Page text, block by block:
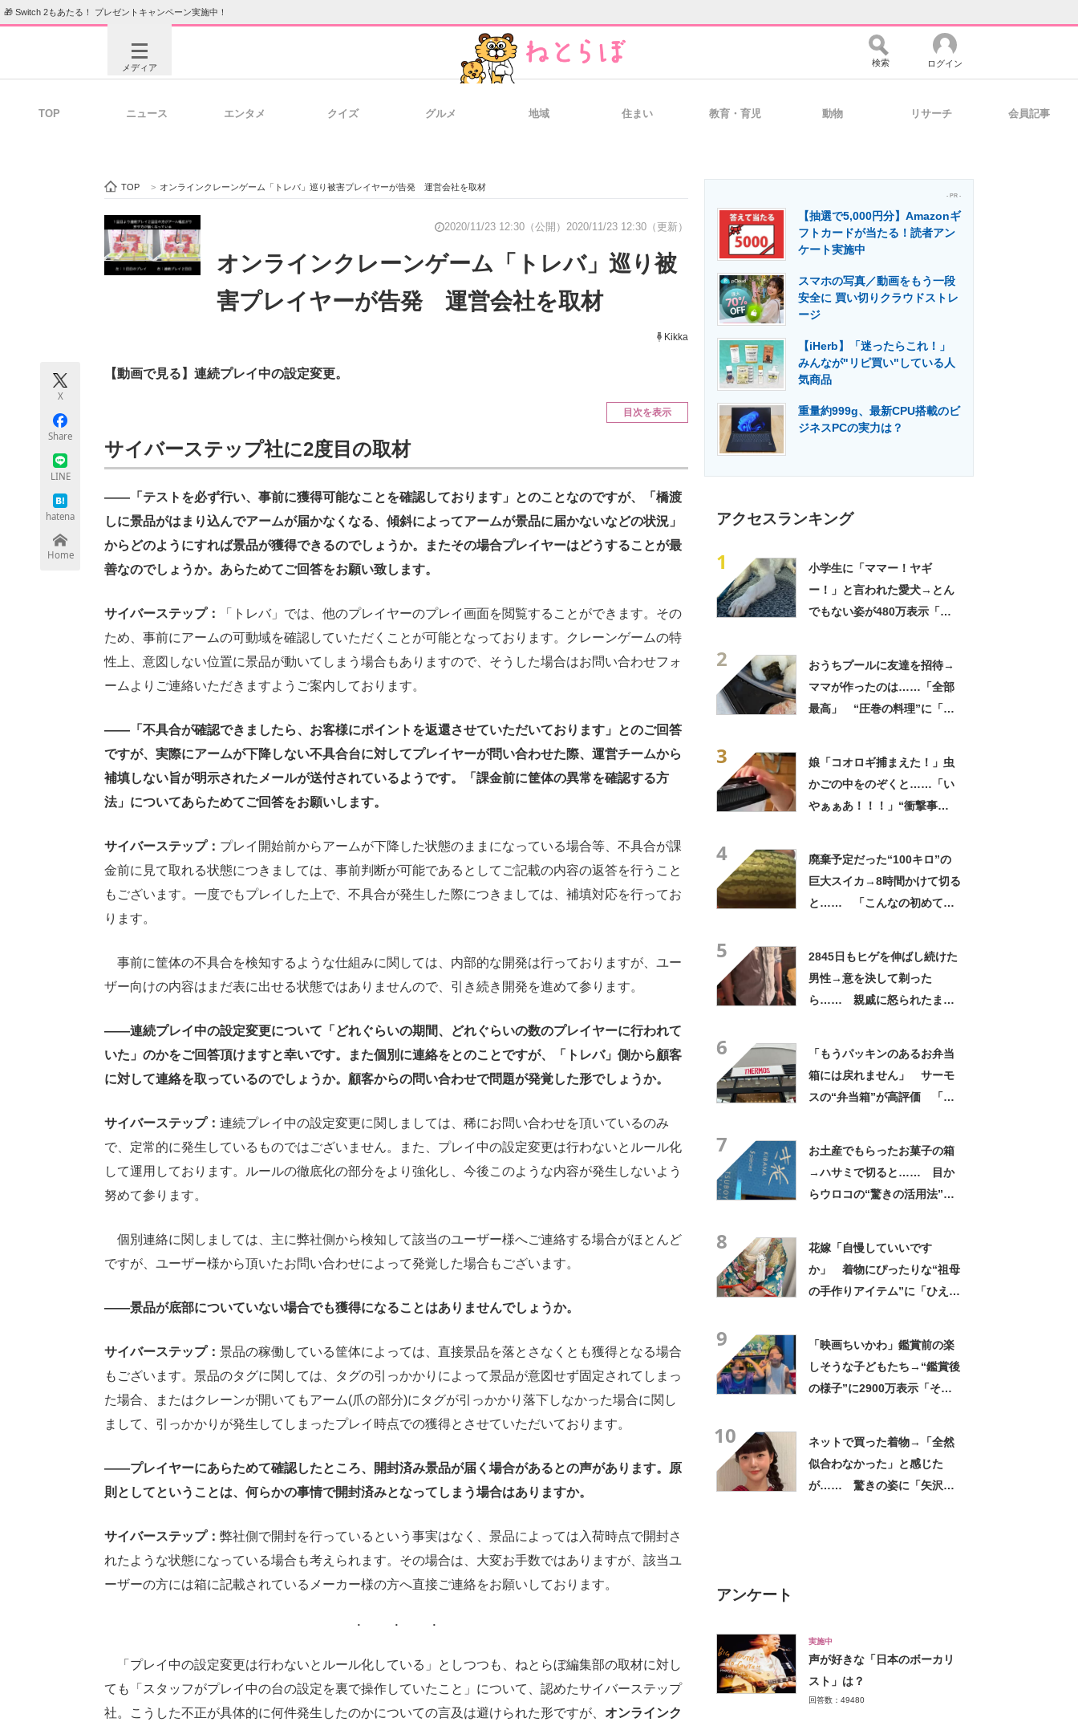
🎁 Switch 2もあたる！ プレゼントキャンペーン実施中！
メディア
ビジネスと働き方のヒント 経営リーダーのコミュニティ マーケ×ITの今がよく分かる
ITエンジニア向け専門サイト 企業向けIT製品の総合サイト IT製品の技術・比較・事例 製造業のIT導入・活用を支援
モノづくり技術者専門サイト エレクトロニクス専門サイト エネルギーの専門メディア 建設×テクノロジーの最前線
ちょっと気になるネットの話題
検索 ログイン
TOP ニュース エンタメ クイズ グルメ 地域 住まい 教育・育児 動物 リサーチ 会員記事
TOP > オンラインクレーンゲーム「トレバ」巡り被害プレイヤーが告発 運営会社を取材
2020/11/23 12:30（公開） 2020/11/23 12:30（更新）
オンラインクレーンゲーム「トレバ」巡り被
害プレイヤーが告発 運営会社を取材
Kikka
X
Share
LINE
hatena
Home
【動画で見る】連続プレイ中の設定変更。
目次を表示
サイバーステップ社に2度目の取材
――「テストを必ず行い、事前に獲得可能なことを確認しております」とのことなのですが、「橋渡
しに景品がはまり込んでアームが届かなくなる、傾斜によってアームが景品に届かないなどの状況」
からどのようにすれば景品が獲得できるのでしょうか。またその場合プレイヤーはどうすることが最
善なのでしょうか。あらためてご回答をお願い致します。
サイバーステップ：
「トレバ」では、他のプレイヤーのプレイ画面を閲覧することができます。その
ため、事前にアームの可動域を確認していただくことが可能となっております。クレーンゲームの特
性上、意図しない位置に景品が動いてしまう場合もありますので、そうした場合はお問い合わせフォ
ームよりご連絡いただきますようご案内しております。
――「不具合が確認できましたら、お客様にポイントを返還させていただいております」とのご回答
ですが、実際にアームが下降しない不具合台に対してプレイヤーが問い合わせた際、運営チームから
補填しない旨が明示されたメールが送付されているようです。「課金前に筐体の異常を確認する方
法」についてあらためてご回答をお願いします。
サイバーステップ： プレイ開始前からアームが下降した状態のままになっている場合等、不具合が課
金前に見て取れる状態につきましては、事前判断が可能であるとしてご記載の内容の返答を行うこと
もございます。一度でもプレイした上で、不具合が発生した際につきましては、補填対応を行ってお
ります。
事前に筐体の不具合を検知するような仕組みに関しては、内部的な開発は行っておりますが、ユー
ザー向けの内容はまだ表に出せる状態ではありませんので、引き続き開発を進めて参ります。
――連続プレイ中の設定変更について「どれぐらいの期間、どれぐらいの数のプレイヤーに行われて
いた」のかをご回答頂けますと幸いです。また個別に連絡をとのことですが、「トレバ」側から顧客
に対して連絡を取っているのでしょうか。顧客からの問い合わせで問題が発覚した形でしょうか。
サイバーステップ： 連続プレイ中の設定変更に関しましては、稀にお問い合わせを頂いているのみ
で、定常的に発生しているものではございません。また、プレイ中の設定変更は行わないとルール化
して運用しております。ルールの徹底化の部分をより強化し、今後このような内容が発生しないよう
努めて参ります。
個別連絡に関しましては、主に弊社側から検知して該当のユーザー様へご連絡する場合がほとんど
ですが、ユーザー様から頂いたお問い合わせによって発覚した場合もございます。
――景品が底部についていない場合でも獲得になることはありませんでしょうか。
サイバーステップ： 景品の稼働している筐体によっては、直接景品を落とさなくとも獲得となる場合
もございます。景品のタグに関しては、タグの引っかかりによって景品が意図せず固定されてしまっ
た場合、またはクレーンが開いてもアーム(爪の部分)にタグが引っかかり落下しなかった場合に関し
まして、引っかかりが発生してしまったプレイ時点での獲得とさせていただいております。
――プレイヤーにあらためて確認したところ、開封済み景品が届く場合があるとの声があります。原
則としてということは、何らかの事情で開封済みとなってしまう場合はありますか。
サイバーステップ： 弊社側で開封を行っているという事実はなく、景品によっては入荷時点で開封さ
れたような状態になっている場合も考えられます。その場合は、大変お手数ではありますが、該当ユ
ーザーの方には箱に記載されているメーカー様の方へ直接ご連絡をお願いしております。
「プレイ中の設定変更は行わないとルール化している」としつつも、ねとらぼ編集部の取材に対し
ても「スタッフがプレイ中の台の設定を裏で操作していたこと」について、認めたサイバーステップ
社。こうした不正が具体的に何件発生したのかについての言及は避けられた形ですが、 オンラインク
- PR -
【抽選で5,000円分】Amazonギ
フトカードが当たる！読者アン
ケート実施中
スマホの写真／動画をもう一段
安全に 買い切りクラウドストレ
ージ
【iHerb】「迷ったらこれ！」
みんなが"リピ買い"している人
気商品
重量約999g、最新CPU搭載のビ
ジネスPCの実力は？
アクセスランキング
1
小学生に「ママー！ヤギ
ー！」と言われた愛犬→とん
でもない姿が480万表示「ど
2
おうちプールに友達を招待→
ママが作ったのは……「全部
最高」 “圧巻の料理”に「う
3
娘「コオロギ捕まえた！」虫
かごの中をのぞくと……「い
やぁぁあ！！！」“衝撃事
4
廃棄予定だった“100キロ”の
巨大スイカ→8時間かけて切る
と…… 「こんなの初めて見
5
2845日もヒゲを伸ばし続けた
男性→意を決して剃った
ら…… 親戚に怒られたまさ
6
「もうパッキンのあるお弁当
箱には戻れません」 サーモ
スの“弁当箱”が高評価 「想
7
お土産でもらったお菓子の箱
→ハサミで切ると…… 目か
らウロコの“驚きの活用法”に
8
花嫁「自慢していいです
か」 着物にぴったりな“祖母
の手作りアイテム”に「ひえ
9
「映画ちいかわ」鑑賞前の楽
しそうな子どもたち→“鑑賞後
の様子”に2900万表示「そう
10
ネットで買った着物→「全然
似合わなかった」と感じた
が…… 驚きの姿に「矢沢あ
アンケート
実施中
声が好きな「日本のボーカリ
スト」は？
回答数：49480